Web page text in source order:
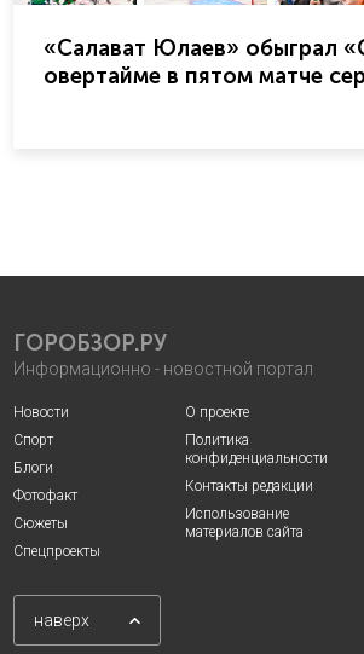
«Салават Юлаев» обыграл
овертайме в пятом матче
ГОРОБЗОР.РУ
Информационно - новостной портал
Новости
Спорт
Блоги
Фотофакт
Сюжеты
Спецпроекты
О проекте
Политика
конфиденциальности
Контакты редакции
Использование
материалов сайта
наверх